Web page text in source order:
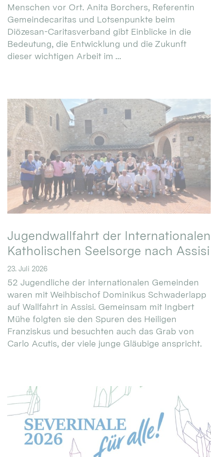
Menschen vor Ort. Anita Borchers, Referentin
Gemeindecaritas und Lotsenpunkte beim
Diözesan-Caritasverband gibt Einblicke in die
Bedeutung, die Entwicklung und die Zukunft
dieser wichtigen Arbeit im ...
Jugendwallfahrt der Internationalen
Katholischen Seelsorge nach Assisi
23. Juli 2026
52 Jugendliche der internationalen Gemeinden
waren mit Weihbischof Dominikus Schwaderlapp
auf Wallfahrt in Assisi. Gemeinsam mit Ingbert
Mühe folgten sie den Spuren des Heiligen
Franziskus und besuchten auch das Grab von
Carlo Acutis, der viele junge Gläubige anspricht.